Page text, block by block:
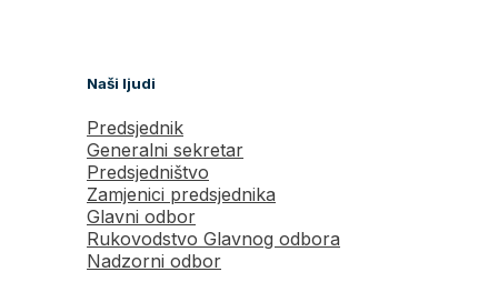
Naši ljudi
Predsjednik
Generalni sekretar
Predsjedništvo
Zamjenici predsjednika
Glavni odbor
Rukovodstvo Glavnog odbora
Nadzorni odbor